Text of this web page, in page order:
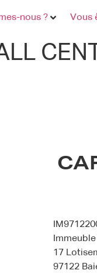
nous ? Vous
17
97122